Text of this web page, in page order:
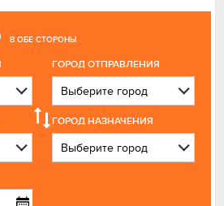
В ОБЕ СТОРОНЫ
ГОРОД ОТПРАВЛЕНИЯ
ГОРОД НАЗНАЧЕНИЯ